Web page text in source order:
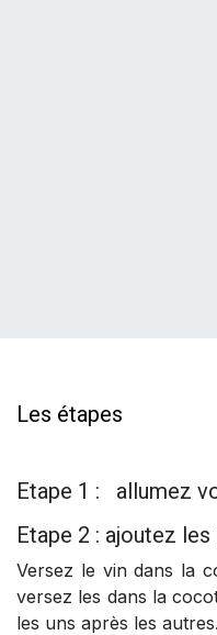
Les étapes
Etape 1 : allumez
Etape 2 : ajoutez
Versez le vin dans la
versez les dans la
les uns après les autres.